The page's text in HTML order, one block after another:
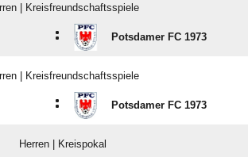
| Kreisfreundschaftsspiele
: Potsdamer FC 1973
| Kreisfreundschaftsspiele
: Potsdamer FC 1973
Herren | Kreispokal